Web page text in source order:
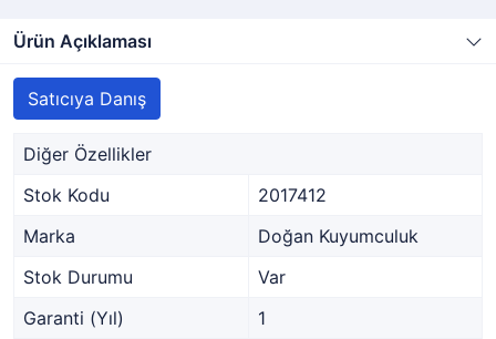
Ürün Açıklaması
Satıcıya Danış
Diğer Özellikler
Stok Kodu
2017412
Marka
Doğan Kuyumculuk
Stok Durumu
Var
Garanti (Yıl)
1